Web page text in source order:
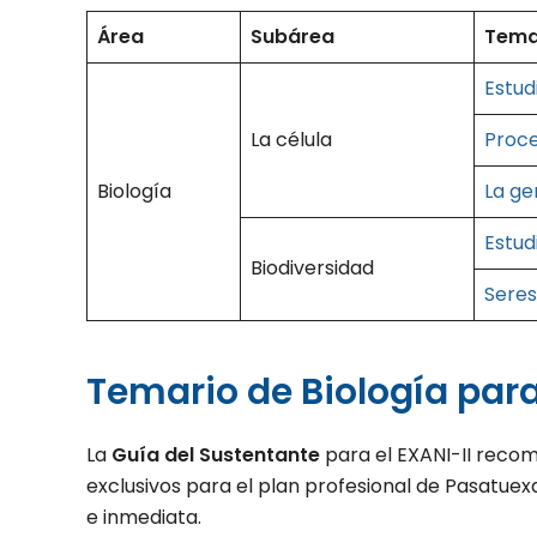
Área Subárea
Biología
La célula
La
Biodiversidad
Temario de Biología
La Guía del Sustentante para el EXANI-II
exclusivos para el plan profesional de
e inmediata.